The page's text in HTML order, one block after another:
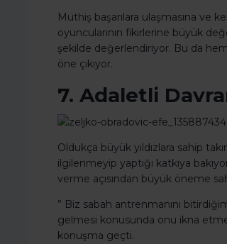
Müthiş başarılara ulaşmasına ve
oyuncularının fikirlerine büyük
şekilde değerlendiriyor. Bu da
öne çıkıyor.
7. Adaletli
Oldukça büyük yıldızlara sahip
ilgilenmeyip yaptığı katkıya
verme açısından büyük öneme
” Biz sabah antrenmanını
gelmesi konusunda onu ikna
konuşma geçti.